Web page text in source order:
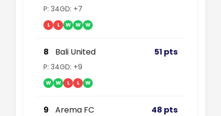
P: 34GD: +7
L L W W W
8 Bali United 51 pts
P: 34GD: +9
W W L L W
9 Arema FC 48 pts